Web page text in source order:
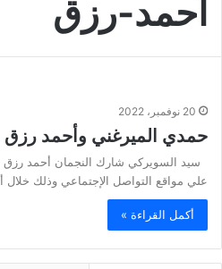
أحمد-رزق
20 نوفمبر، 2022
حمدي الميرغني وأحمد رزق
سيد السويركي شارك النجمان أحمد
علي مواقع التواصل الإجتماعي وذلك خلال
أكمل القراءة »